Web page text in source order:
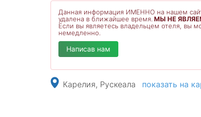
Данная информация ИМЕННО на нашем
удалена в ближайшее время. МЫ НЕ
Если вы являетесь владельцем отеля, вы
немедленно.
Написав нам
Карелия, Рускеала показать на